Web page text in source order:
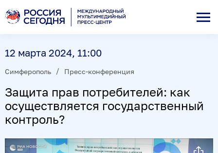
12 марта 2024, 11:00
Симферополь Пресс-конференция
Защита прав потребителей: как
осуществляется государственный
контроль?